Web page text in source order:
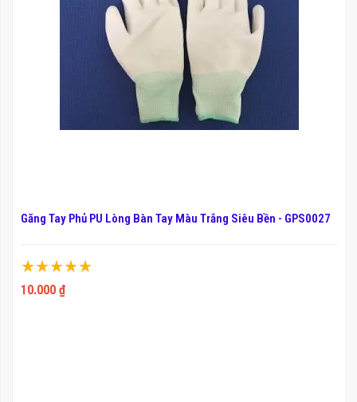
Găng Tay Phủ PU Lòng Bàn Tay Màu Trắng Siêu Bền - GPS0027
Xếp hạng:
100%
10.000 ₫